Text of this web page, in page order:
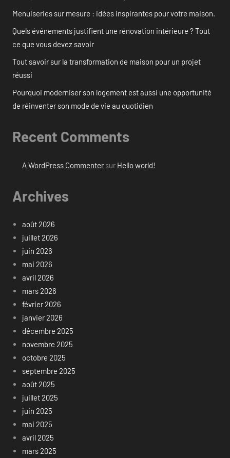
Menuiseries sur mesure : idées inspirantes pour votre maison.
Quels événements justifient une rénovation intérieure ? Tout
ce que vous devez savoir
Tout savoir sur la transformation de maison pour un projet
réussi
Pourquoi moderniser son logement est aussi une opportunité
de réinventer son mode de vie au quotidien
Recent Comments
A WordPress Commentersur Hello world!
Archives
août 2026
juillet 2026
juin 2026
mai 2026
avril 2026
mars 2026
février 2026
janvier 2026
décembre 2025
novembre 2025
octobre 2025
septembre 2025
août 2025
juillet 2025
juin 2025
mai 2025
avril 2025
mars 2025